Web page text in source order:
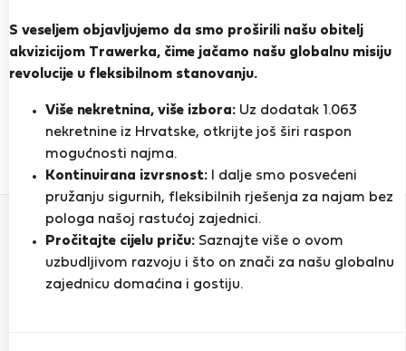
S veseljem objavljujemo da smo proširili našu obitelj
akvizicijom Trawerka, čime jačamo našu globalnu misiju
revolucije u fleksibilnom stanovanju.
Više nekretnina, više izbora: Uz dodatak 1.063
nekretnine iz Hrvatske, otkrijte još širi raspon
mogućnosti najma.
Kontinuirana izvrsnost: I dalje smo posvećeni
pružanju sigurnih, fleksibilnih rješenja za najam bez
pologa našoj rastućoj zajednici.
Pročitajte cijelu priču: Saznajte više o ovom
uzbudljivom razvoju i što on znači za našu globalnu
zajednicu domaćina i gostiju.
Heroj susjedstva
Costa da Caparica
PRIKAŽI ŽIVOTOPIS
Ocjena i reference
0
Ponude
Ocjena